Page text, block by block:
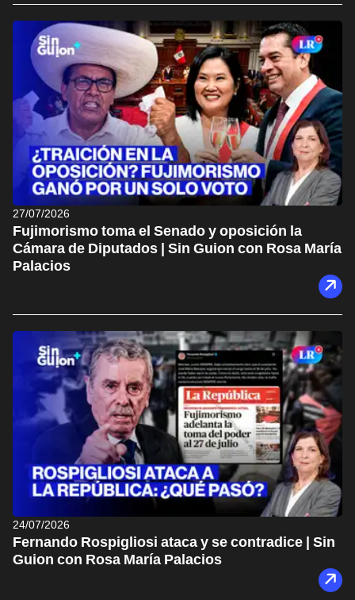
27/07/2026
Fujimorismo toma el Senado y oposición la
Cámara de Diputados | Sin Guion con Rosa María
Palacios
24/07/2026
Fernando Rospigliosi ataca y se contradice | Sin
Guion con Rosa María Palacios